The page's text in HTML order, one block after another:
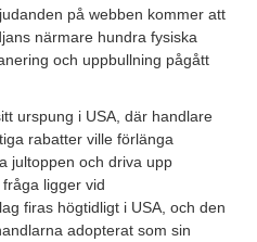
på webben kommer att
närmare hundra fysiska
och uppbullning pågått
urspung i USA, där handlare
rabatter ville förlänga
jultoppen och driva upp
ligger vid
firas högtidligt i USA, och den
adopterat som sin